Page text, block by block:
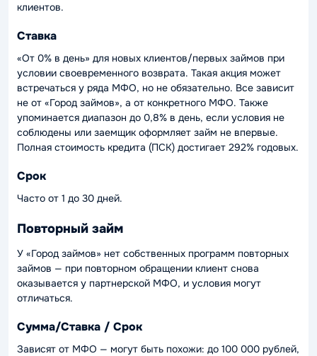
клиентов.
Ставка
«От 0% в день» для новых клиентов/первых займов при
условии своевременного возврата. Такая акция может
встречаться у ряда МФО, но не обязательно. Все зависит
не от «Город займов», а от конкретного МФО. Также
упоминается диапазон до 0,8% в день, если условия не
соблюдены или заемщик оформляет займ не впервые.
Полная стоимость кредита (ПСК) достигает 292% годовых.
Срок
Часто от 1 до 30 дней.
Повторный займ
У «Город займов» нет собственных программ повторных
займов — при повторном обращении клиент снова
оказывается у партнерской МФО, и условия могут
отличаться.
Сумма/Ставка / Срок
Зависят от МФО — могут быть похожи: до 100 000 рублей,